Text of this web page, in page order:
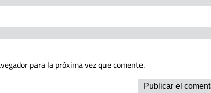
para la próxima vez que comente.